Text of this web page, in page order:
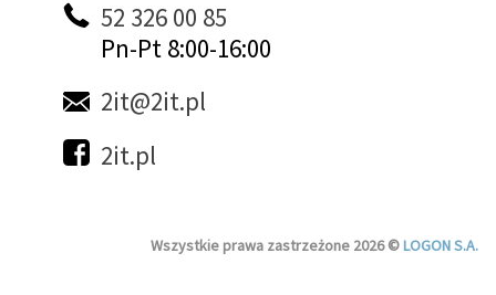
52 326 00 85
Pn-Pt 8:00-16:00
2it@2it.pl
2it.pl
Wszystkie prawa zastrzeżone 2026 ©LOGON S.A.